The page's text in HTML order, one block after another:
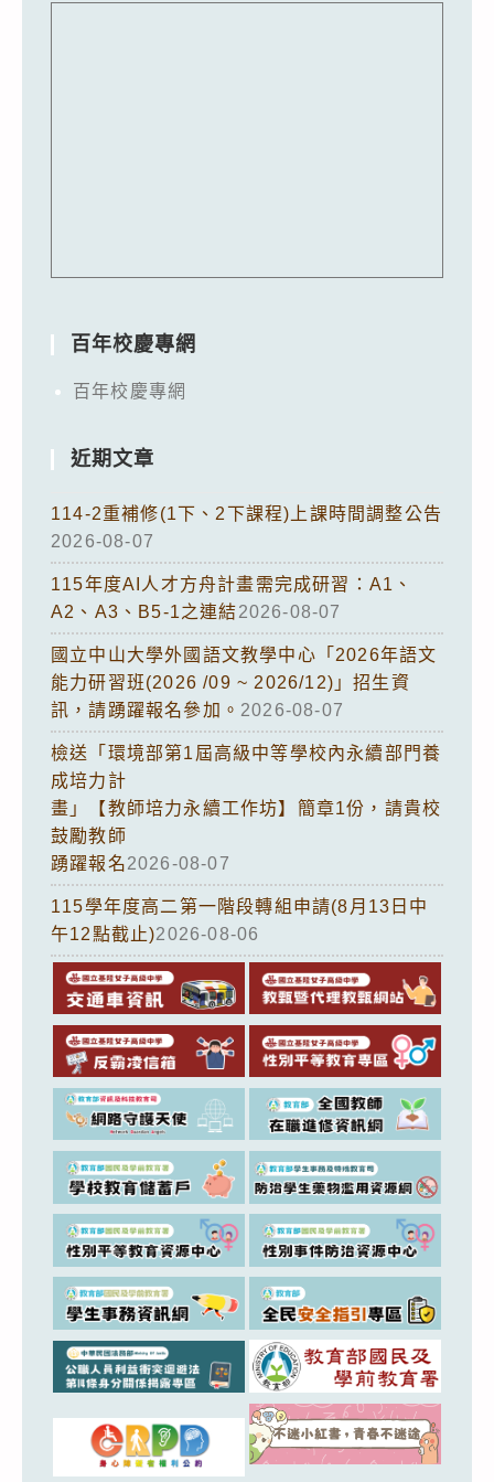
百年校慶專網
百年校慶專網
近期文章
114-2重補修(1下、2下課程)上課時間調整公告
2026-08-07
115年度AI人才方舟計畫需完成研習：A1、
A2、A3、B5-1之連結2026-08-07
國立中山大學外國語文教學中心「2026年語文
能力研習班(2026 /09 ~ 2026/12)」招生資
訊，請踴躍報名參加。 2026-08-07
檢送「環境部第1屆高級中等學校內永續部門養
成培力計
畫」【教師培力永續工作坊】簡章1份，請貴校
鼓勵教師
踴躍報名2026-08-07
115學年度高二第一階段轉組申請(8月13日中
午12點截止)2026-08-06